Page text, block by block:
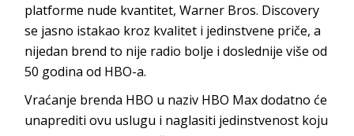
platforme nude kvantitet, Warner Bros. Discovery
se jasno istakao kroz kvalitet i jedinstvene priče, a
nijedan brend to nije radio bolje i doslednije više od
50 godina od HBO-a.
Vraćanje brenda HBO u naziv HBO Max dodatno će
unaprediti ovu uslugu i naglasiti jedinstvenost koju